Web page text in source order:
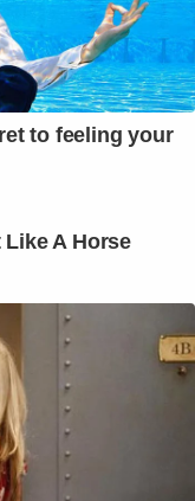
to feeling your
Like A Horse